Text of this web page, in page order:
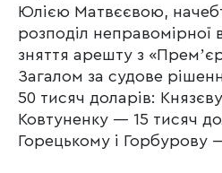
Юлією Матвєєвою,
розподіл
зняття арешту з
Загалом за судове
50 тисяч доларів:
Ковтуненку — 15 тисяч
Горецькому і Горбурову